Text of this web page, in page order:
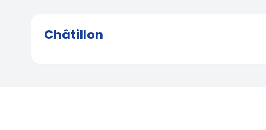
Châtillon